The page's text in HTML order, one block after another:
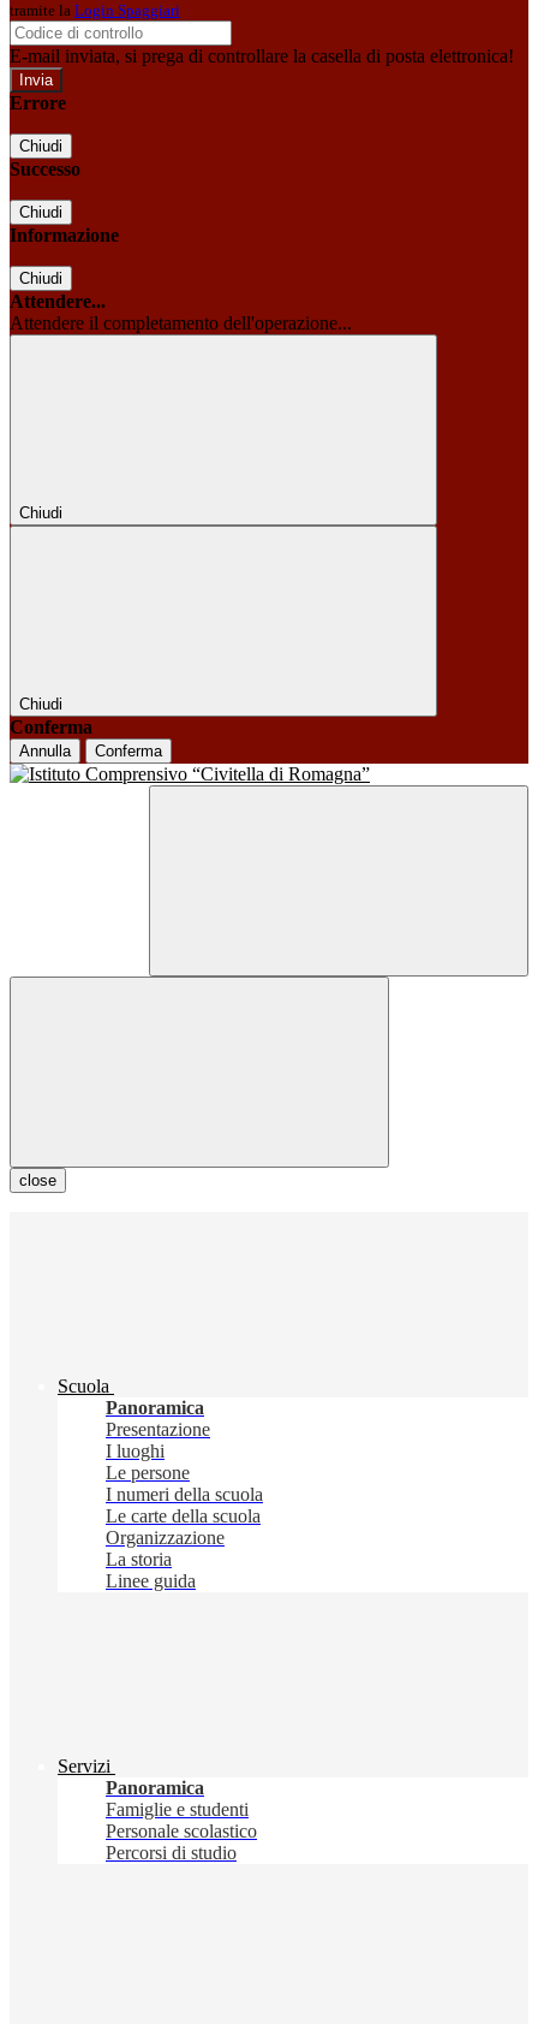
tramite la Login Spaggiari
E-mail inviata, si prega di controllare la casella di posta elettronica!
Errore
Chiudi
Successo
Chiudi
Informazione
Chiudi
Attendere...
Attendere il completamento dell'operazione...
Chiudi
Chiudi
Conferma
Annulla Conferma
close
Scuola
Panoramica
Presentazione
I luoghi
Le persone
I numeri della scuola
Le carte della scuola
Organizzazione
La storia
Linee guida
Servizi
Panoramica
Famiglie e studenti
Personale scolastico
Percorsi di studio